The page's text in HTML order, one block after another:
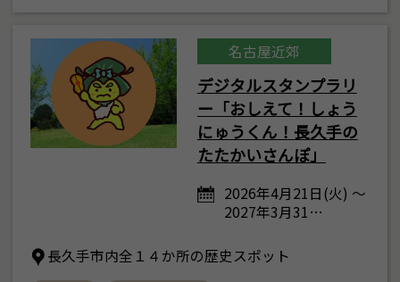
名古屋近郊
デジタルスタンプラリ
ー「おしえて！しょう
にゅうくん！長久手の
たたかいさんぽ」
2026年4月21日(火) ～
2027年3月31…
長久手市内全１４か所の歴史スポット